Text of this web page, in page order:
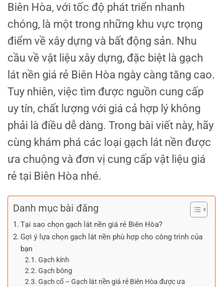
Biên Hòa, với tốc độ phát triển nhanh
chóng, là một trong những khu vực trọng
điểm về xây dựng và bất động sản. Nhu
cầu về vật liệu xây dựng, đặc biệt là gạch
lát nền giá rẻ Biên Hòa ngày càng tăng cao.
Tuy nhiên, việc tìm được nguồn cung cấp
uy tín, chất lượng với giá cả hợp lý không
phải là điều dễ dàng. Trong bài viết này, hãy
cùng khám phá các loại gạch lát nền được
ưa chuộng và đơn vị cung cấp vật liệu giá
rẻ tại Biên Hòa nhé.
Danh mục bài đăng
Tại sao chọn gạch lát nền giá rẻ Biên Hòa?
Gợi ý lựa chọn gạch lát nền phù hợp cho công trình của
bạn
Gạch kính
Gạch bông
Gạch cổ – Gạch lát nền giá rẻ Biên Hòa được ưa